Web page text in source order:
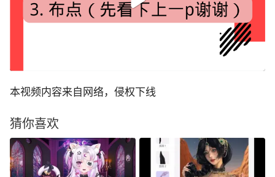
本视频内容来自网络，侵权下线
猜你喜欢